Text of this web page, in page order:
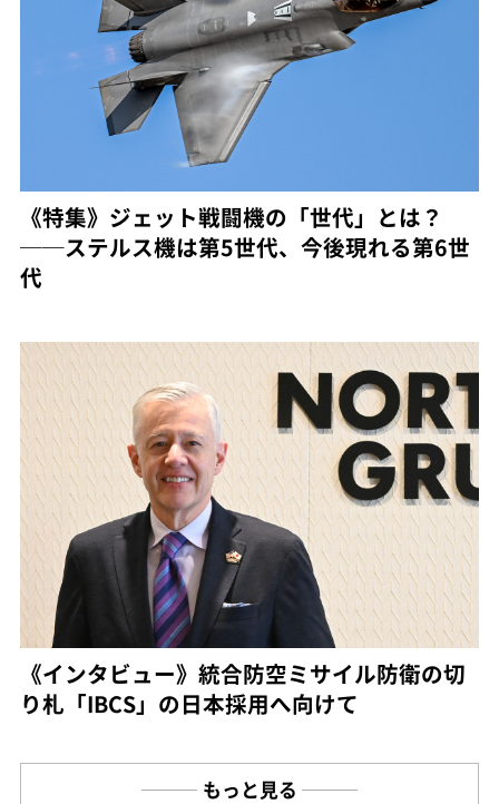
《特集》ジェット戦闘機の「世代」とは？
──ステルス機は第5世代、今後現れる第6世
代
《インタビュー》統合防空ミサイル防衛の切
り札「IBCS」の日本採用へ向けて
もっと見る